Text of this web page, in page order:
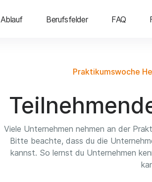
Ablauf Berufsfelder FAQ
Praktikumswoche
Viele Unternehmen nehmen an der
Bitte beachte, dass du die
kannst. So lernst du Unternehmen